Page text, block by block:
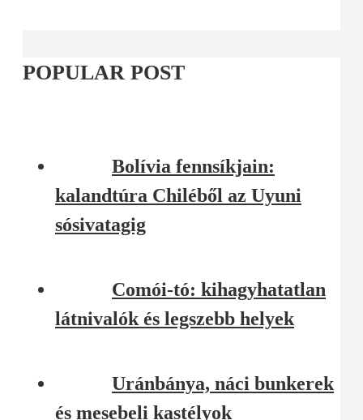
POPULAR POST
Bolívia fennsíkjain:
kalandtúra Chiléből az Uyuni
sósivatagig
Comói-tó: kihagyhatatlan
látnivalók és legszebb helyek
Uránbánya, náci bunkerek
és mesebeli kastélyok